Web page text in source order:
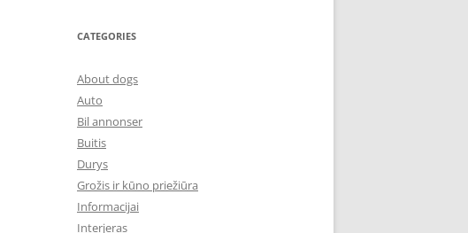
CATEGORIES
About dogs
Auto
Bil annonser
Buitis
Durys
Grožis ir kūno priežiūra
Informacijai
Interjeras